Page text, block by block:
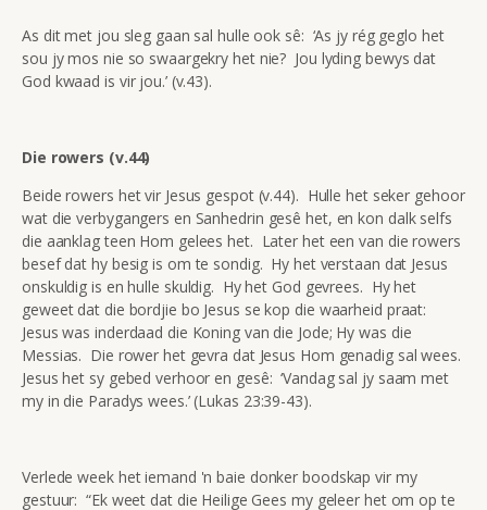
As dit met jou sleg gaan sal hulle ook sê: ‘As jy rég geglo het
sou jy mos nie so swaargekry het nie? Jou lyding bewys dat
God kwaad is vir jou.’ (v.43).
Die rowers (v.44)
Beide rowers het vir Jesus gespot (v.44). Hulle het seker gehoor
wat die verbygangers en Sanhedrin gesê het, en kon dalk selfs
die aanklag teen Hom gelees het. Later het een van die rowers
besef dat hy besig is om te sondig. Hy het verstaan dat Jesus
onskuldig is en hulle skuldig. Hy het God gevrees. Hy het
geweet dat die bordjie bo Jesus se kop die waarheid praat:
Jesus was inderdaad die Koning van die Jode; Hy was die
Messias. Die rower het gevra dat Jesus Hom genadig sal wees.
Jesus het sy gebed verhoor en gesê: ‘Vandag sal jy saam met
my in die Paradys wees.’ (Lukas 23:39-43).
Verlede week het iemand 'n baie donker boodskap vir my
gestuur: “Ek weet dat die Heilige Gees my geleer het om op te